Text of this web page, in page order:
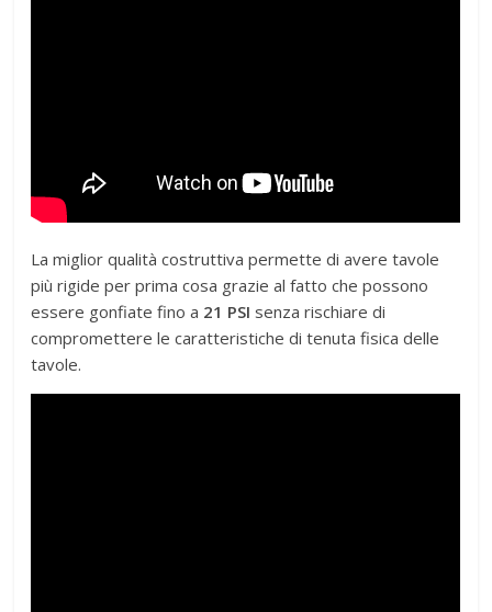
La miglior qualità costruttiva permette di avere tavole
più rigide per prima cosa grazie al fatto che possono
essere gonfiate fino a 21 PSI senza rischiare di
compromettere le caratteristiche di tenuta fisica delle
tavole.